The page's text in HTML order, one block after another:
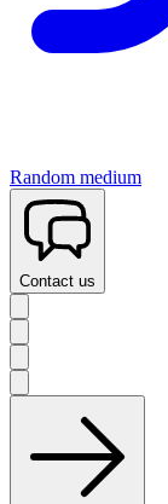
Random medium
Contact us